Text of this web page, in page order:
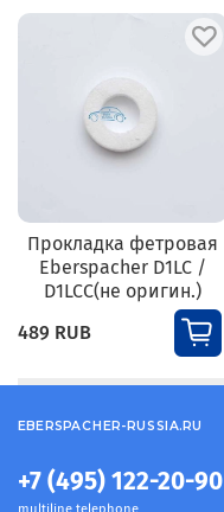
Прокладка фетровая
Eberspacher D1LC /
D1LCC(не оригин.)
489 RUB
+7 (495) 122-20-90
EBERSPACHER-RUSSIA.RU